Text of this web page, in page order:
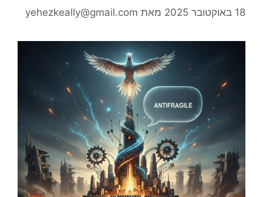
18 באוקטובר 2025 מאת yehezkeally@gmail.com